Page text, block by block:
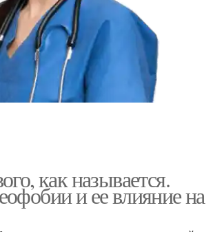
как называется.
и ее влияние на